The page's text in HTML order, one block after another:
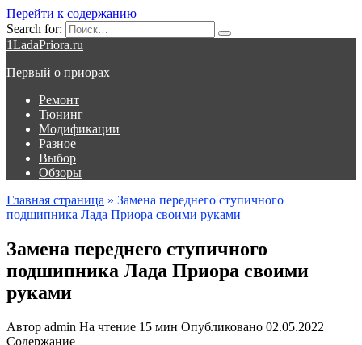
Перейти к содержанию
Search for:
1LadaPriora.ru
Первый о приорах
Ремонт
Тюнинг
Модификации
Разное
Выбор
Обзоры
Главная страница » Замена переднего ступичного
подшипника Лада Приора своими руками
Замена переднего ступичного
подшипника Лада Приора своими
руками
Автор admin На чтение 15 мин Опубликовано 02.05.2022
Содержание